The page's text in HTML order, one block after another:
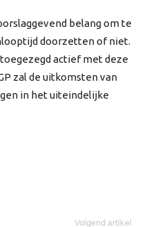
belang om te
doorzetten of niet.
actief met deze
zal de uitkomsten van
in het uiteindelijke
Volgend artikel